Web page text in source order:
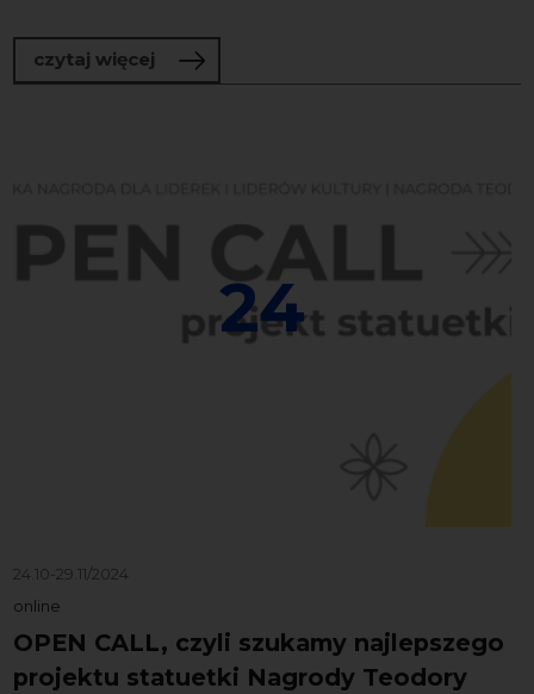
czytaj więcej o UPŁYW CZASU/ Плин часу
24
24.10-29.11/2024
online
OPEN CALL, czyli szukamy najlepszego
projektu statuetki Nagrody Teodory